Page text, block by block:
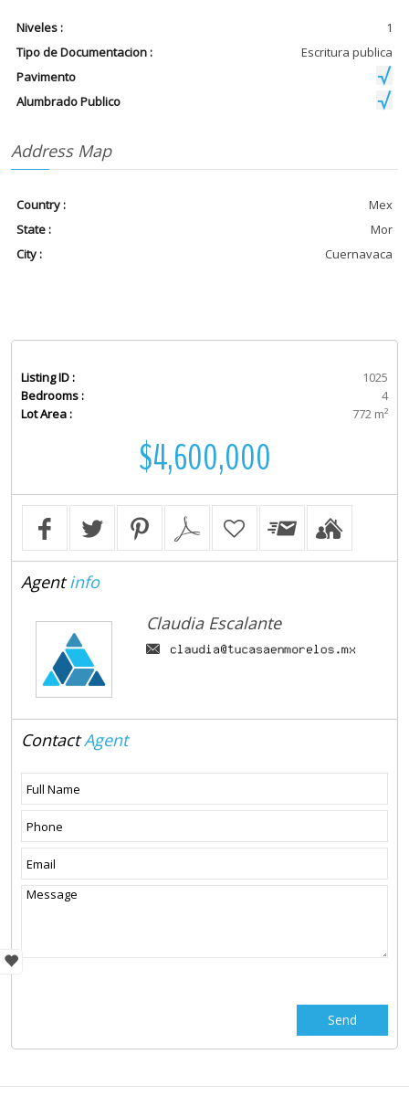
Niveles :
1
Tipo de Documentacion :
Escritura publica
Pavimento
Alumbrado Publico
Address Map
Country :
Mex
State :
Mor
City :
Cuernavaca
Listing ID :
1025
Bedrooms :
4
Lot Area :
772 m²
$4,600,000
Agentinfo
Claudia Escalante
ContactAgent